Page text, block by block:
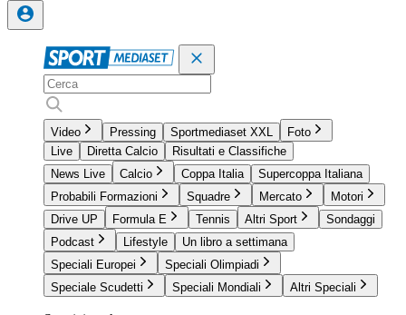
Video Pressing Sportmediaset XXL
Foto
Live
Diretta Calcio
Risultati e Classifiche
News Live
Calcio Coppa Italia
Supercoppa Italiana
Probabili Formazioni
Squadre Mercato
Motori
Drive UP
Formula E Tennis Altri Sport
Sondaggi
Podcast
Lifestyle
Un libro a settimana
Speciali Europei
Speciali Olimpiadi
Speciale Scudetti
Speciali Mondiali Altri Speciali